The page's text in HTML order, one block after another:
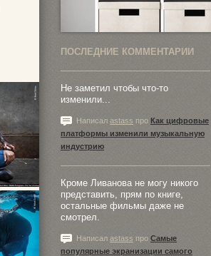
ПОСЛЕДНИЕ КОММЕНТАРИИ
Не заметил чтобы что-то
изменили...
Написал astass про Как цифровые
платформы изменили музыкальную
индустрию
Кроме Ливанова не могу никого
представить, прям по книге,
остальные фильмы даже не
смотрел.
Написал astass про Самые
популярные экранизации самого